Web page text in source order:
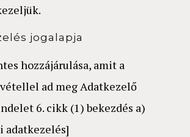
jogalapja
hozzájárulása, amit a
ad meg Adatkezelő
6. cikk (1) bekezdés a)
adatkezelés]